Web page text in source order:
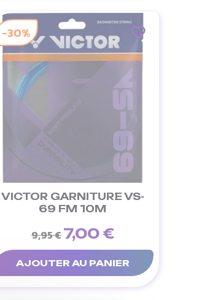
VICTOR GARNITURE VS-
69 FM 10M
9,95 €7,00 €
AJOUTER AU PANIER
-30%